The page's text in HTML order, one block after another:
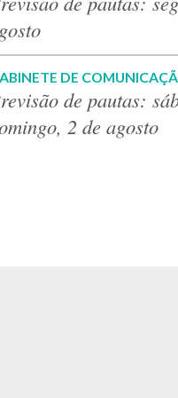
DE
de pautas:
2 de agosto